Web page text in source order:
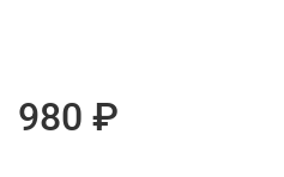
980 ₽